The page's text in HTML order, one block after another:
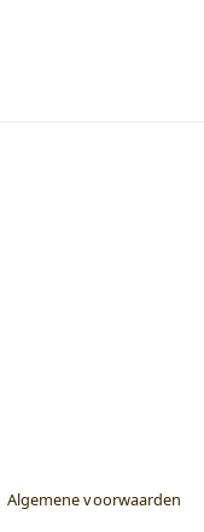
Algemene voorwaarden